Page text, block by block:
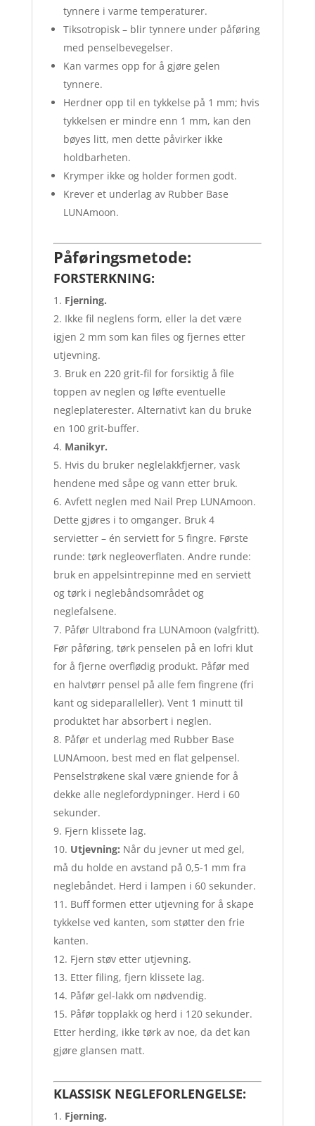
tynnere i varme temperaturer.
Tiksotropisk – blir tynnere under påføring
med penselbevegelser.
Kan varmes opp for å gjøre gelen
tynnere.
Herdner opp til en tykkelse på 1 mm; hvis
tykkelsen er mindre enn 1 mm, kan den
bøyes litt, men dette påvirker ikke
holdbarheten.
Krymper ikke og holder formen godt.
Krever et underlag av Rubber Base
LUNAmoon.
Påføringsmetode:
FORSTERKNING:
Fjerning.
Ikke fil neglens form, eller la det være
igjen 2 mm som kan files og fjernes etter
utjevning.
Bruk en 220 grit-fil for forsiktig å file
toppen av neglen og løfte eventuelle
negleplaterester. Alternativt kan du bruke
en 100 grit-buffer.
Manikyr.
Hvis du bruker neglelakkfjerner, vask
hendene med såpe og vann etter bruk.
Avfett neglen med Nail Prep LUNAmoon.
Dette gjøres i to omganger. Bruk 4
servietter – én serviett for 5 fingre. Første
runde: tørk negleoverflaten. Andre runde:
bruk en appelsintrepinne med en serviett
og tørk i neglebåndsområdet og
neglefalsene.
Påfør Ultrabond fra LUNAmoon (valgfritt).
Før påføring, tørk penselen på en lofri klut
for å fjerne overflødig produkt. Påfør med
en halvtørr pensel på alle fem fingrene (fri
kant og sideparalleller). Vent 1 minutt til
produktet har absorbert i neglen.
Påfør et underlag med Rubber Base
LUNAmoon, best med en flat gelpensel.
Penselstrøkene skal være gniende for å
dekke alle neglefordypninger. Herd i 60
sekunder.
Fjern klissete lag.
Utjevning: Når du jevner ut med gel,
må du holde en avstand på 0,5-1 mm fra
neglebåndet. Herd i lampen i 60 sekunder.
Buff formen etter utjevning for å skape
tykkelse ved kanten, som støtter den frie
kanten.
Fjern støv etter utjevning.
Etter filing, fjern klissete lag.
Påfør gel-lakk om nødvendig.
Påfør topplakk og herd i 120 sekunder.
Etter herding, ikke tørk av noe, da det kan
gjøre glansen matt.
KLASSISK NEGLEFORLENGELSE:
Fjerning.